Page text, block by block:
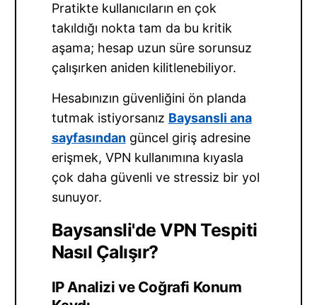
Pratikte kullanıcıların en çok
takıldığı nokta tam da bu kritik
aşama; hesap uzun süre sorunsuz
çalışırken aniden kilitlenebiliyor.
Hesabınızın güvenliğini ön planda
tutmak istiyorsanız Baysansli ana
sayfasından güncel giriş adresine
erişmek, VPN kullanımına kıyasla
çok daha güvenli ve stressiz bir yol
sunuyor.
Baysansli'de VPN Tespiti
Nasıl Çalışır?
IP Analizi ve Coğrafi Konum